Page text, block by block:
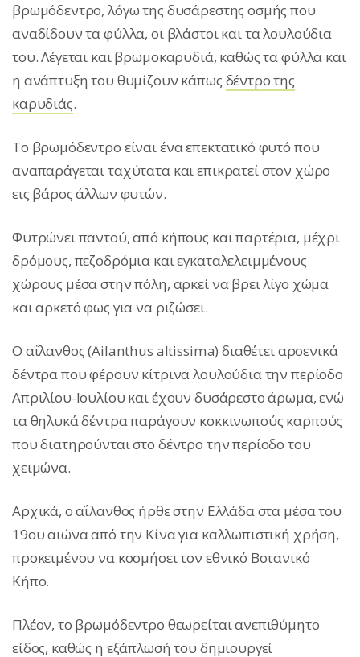
βρωμόδεντρο, λόγω της δυσάρεστης οσμής που
αναδίδουν τα φύλλα, οι βλάστοι και τα λουλούδια
του. Λέγεται και βρωμοκαρυδιά, καθώς τα φύλλα και
η ανάπτυξη του θυμίζουν κάπως δέντρο της
καρυδιάς.
Το βρωμόδεντρο είναι ένα επεκτατικό φυτό που
αναπαράγεται ταχύτατα και επικρατεί στον χώρο
εις βάρος άλλων φυτών.
Φυτρώνει παντού, από κήπους και παρτέρια, μέχρι
δρόμους, πεζοδρόμια και εγκαταλελειμμένους
χώρους μέσα στην πόλη, αρκεί να βρει λίγο χώμα
και αρκετό φως για να ριζώσει.
Ο αΐλανθος (Ailanthus altissima) διαθέτει αρσενικά
δέντρα που φέρουν κίτρινα λουλούδια την περίοδο
Απριλίου-Ιουλίου και έχουν δυσάρεστο άρωμα, ενώ
τα θηλυκά δέντρα παράγουν κοκκινωπούς καρπούς
που διατηρούνται στο δέντρο την περίοδο του
χειμώνα.
Αρχικά, ο αΐλανθος ήρθε στην Ελλάδα στα μέσα του
19ου αιώνα από την Κίνα για καλλωπιστική χρήση,
προκειμένου να κοσμήσει τον εθνικό Βοτανικό
Κήπο.
Πλέον, το βρωμόδεντρο θεωρείται ανεπιθύμητο
είδος, καθώς η εξάπλωσή του δημιουργεί